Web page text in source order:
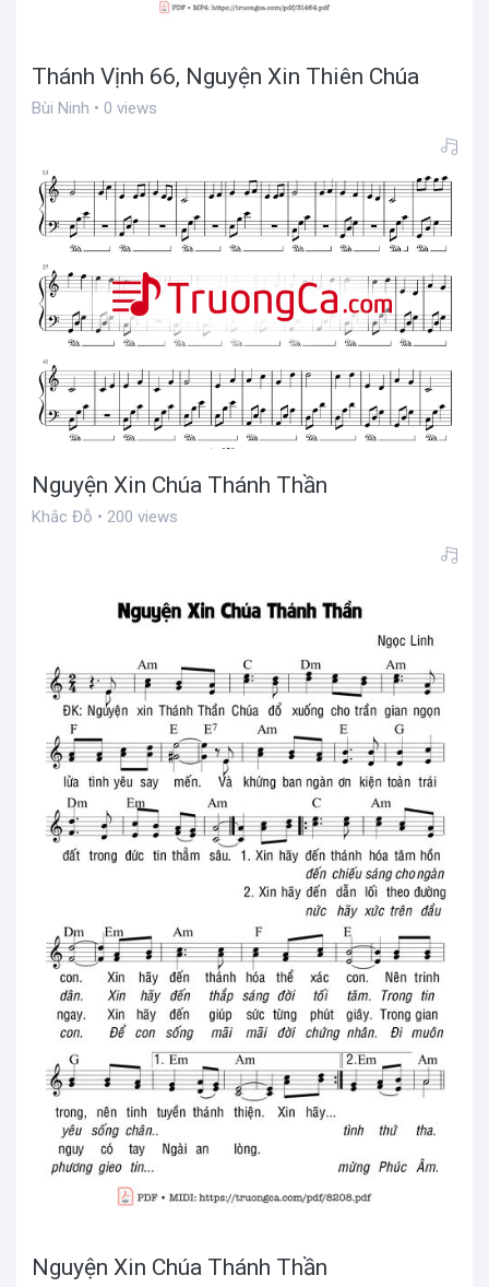
Thánh Vịnh 66, Nguyện Xin Thiên Chúa
Bùi Ninh • 0 views
Nguyện Xin Chúa Thánh Thần
Khắc Đỗ • 200 views
Nguyện Xin Chúa Thánh Thần